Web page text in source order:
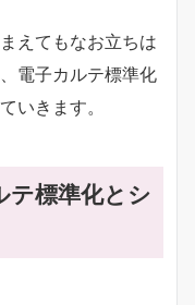
えてもなお立ちは
電子カルテ標準化
いきます。
テ標準化とシ